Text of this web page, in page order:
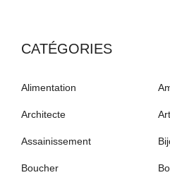
CATÉGORIES
Alimentation
Architecte Art
Assainissement
Boucher